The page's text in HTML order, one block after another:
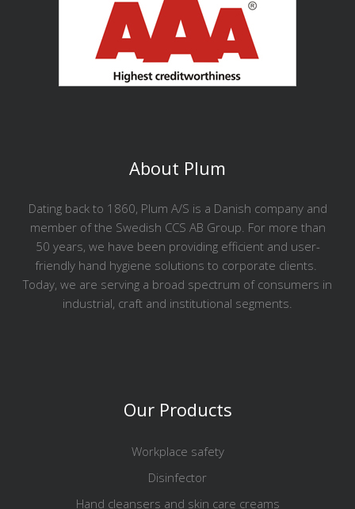
About Plum
Dating back to 1860, Plum A/S is a Danish company and
member of the Swedish CCS AB Group. For more than
50 years, we have been providing efficient and user-
friendly hand hygiene solutions to corporate clients.
Today, we are serving a broad spectrum of consumers in
industrial, craft and institutional segments.
Our Products
Workplace safety
Disinfector
Hand cleansers and skin care creams